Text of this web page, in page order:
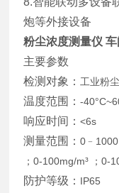
炮等外接设备
粉尘浓度测量仪 车
主要参数
检测对象： 工业粉尘
温度范围：-
响应时间：<6s
测量范围：0﹣1000
；0-100mg/m³ ；0-
防护等级： IP65